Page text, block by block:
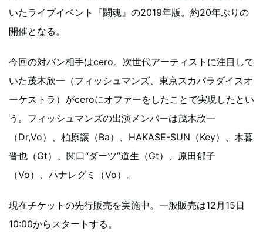
いたライブイベント『闘魂』の2019年版。約20年ぶりの
開催となる。
今回の対バン相手はcero。次世代アーティストに注目して
いた茂木欣一（フィッシュマンズ、東京スカパラダイスオ
ーケストラ）がceroにオファーをしたことで実現したとい
う。フィッシュマンズの出演メンバーは茂木欣一
（Dr,Vo）、柏原譲（Ba）、HAKASE-SUN（Key）、木暮
晋也（Gt）、関口“ダーツ”道生（Gt）、原田郁子
（Vo）、ハナレグミ（Vo）。
現在チケットの先行販売を実施中。一般販売は12月15日
10:00からスタートする。